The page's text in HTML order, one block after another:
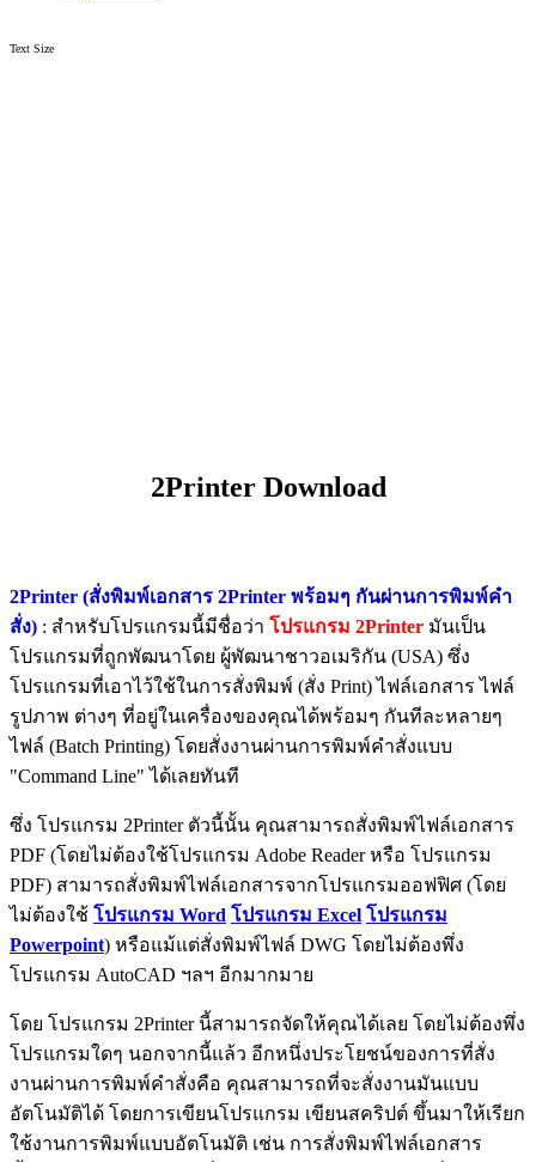
Text Size
2Printer Download
2Printer (สั่งพิมพ์เอกสาร 2Printer พร้อมๆ กันผ่านการพิมพ์คำ
สั่ง) : สำหรับโปรแกรมนี้มีชื่อว่า โปรแกรม 2Printer มันเป็น
โปรแกรมที่ถูกพัฒนาโดย ผู้พัฒนาชาวอเมริกัน (USA) ซึ่ง
โปรแกรมที่เอาไว้ใช้ในการสั่งพิมพ์ (สั่ง Print) ไฟล์เอกสาร ไฟล์
รูปภาพ ต่างๆ ที่อยู่ในเครื่องของคุณได้พร้อมๆ กันทีละหลายๆ
ไฟล์ (Batch Printing) โดยสั่งงานผ่านการพิมพ์คำสั่งแบบ
"Command Line" ได้เลยทันที
ซึ่ง โปรแกรม 2Printer ตัวนี้นั้น คุณสามารถสั่งพิมพ์ไฟล์เอกสาร
PDF (โดยไม่ต้องใช้โปรแกรม Adobe Reader หรือ โปรแกรม
PDF) สามารถสั่งพิมพ์ไฟล์เอกสารจากโปรแกรมออฟฟิศ (โดย
ไม่ต้องใช้ โปรแกรม Word โปรแกรม Excel โปรแกรม
Powerpoint) หรือแม้แต่สั่งพิมพ์ไฟล์ DWG โดยไม่ต้องพึ่ง
โปรแกรม AutoCAD ฯลฯ อีกมากมาย
โดย โปรแกรม 2Printer นี้สามารถจัดให้คุณได้เลย โดยไม่ต้องพึ่ง
โปรแกรมใดๆ นอกจากนี้แล้ว อีกหนึ่งประโยชน์ของการที่สั่ง
งานผ่านการพิมพ์คำสั่งคือ คุณสามารถที่จะสั่งงานมันแบบ
อัตโนมัติได้ โดยการเขียนโปรแกรม เขียนสคริปต์ ขึ้นมาให้เรียก
ใช้งานการพิมพ์แบบอัตโนมัติ เช่น การสั่งพิมพ์ไฟล์เอกสาร